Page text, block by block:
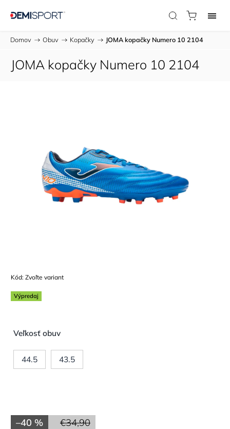
Domov / Obuv / Kopačky / JOMA kopačky Numero 10 2104
JOMA kopačky Numero 10 2104
Kód: Zvoľte variant
Výpredaj
Veľkosť obuv
44.5 43.5
€34,90
–40 %